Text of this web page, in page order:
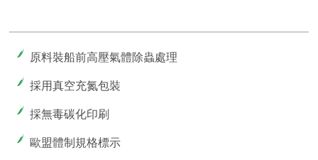
原料裝船前高壓氣體除蟲處理
採用真空充氮包裝
採無毒碳化印刷
歐盟體制規格標示